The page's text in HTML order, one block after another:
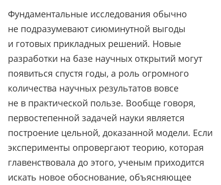
Фундаментальные исследования обычно
не подразумевают сиюминутной выгоды
и готовых прикладных решений. Новые
разработки на базе научных открытий могут
появиться спустя годы, а роль огромного
количества научных результатов вовсе
не в практической пользе. Вообще говоря,
первостепенной задачей науки является
построение цельной, доказанной модели. Если
эксперименты опровергают теорию, которая
главенствовала до этого, ученым приходится
искать новое обоснование, объясняющее